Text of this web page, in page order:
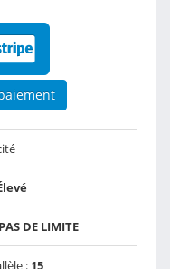
PAS DE LIMITE
: 15